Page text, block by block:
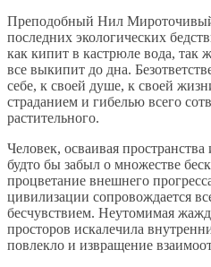
Преподобный Нил
последних экологических
как кипит в кастрюле вода, так
все выкипит до дна.
себе, к своей душе, к своей
страданием и гибелью всего
растительного.
Человек, осваивая
будто бы забыл о множестве
процветание внешнего
цивилизации сопровождается
бесчувствием. Неутомимая
просторов искалечила
повлекло и извращение